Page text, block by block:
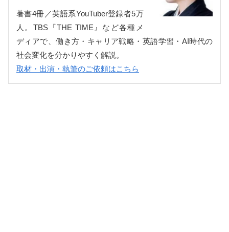
著書4冊／英語系YouTuber登録者5万
人。TBS『THE TIME』など各種メ
ディアで、働き方・キャリア戦略・英語学習・AI時代の
社会変化を分かりやすく解説。
取材・出演・執筆のご依頼はこちら